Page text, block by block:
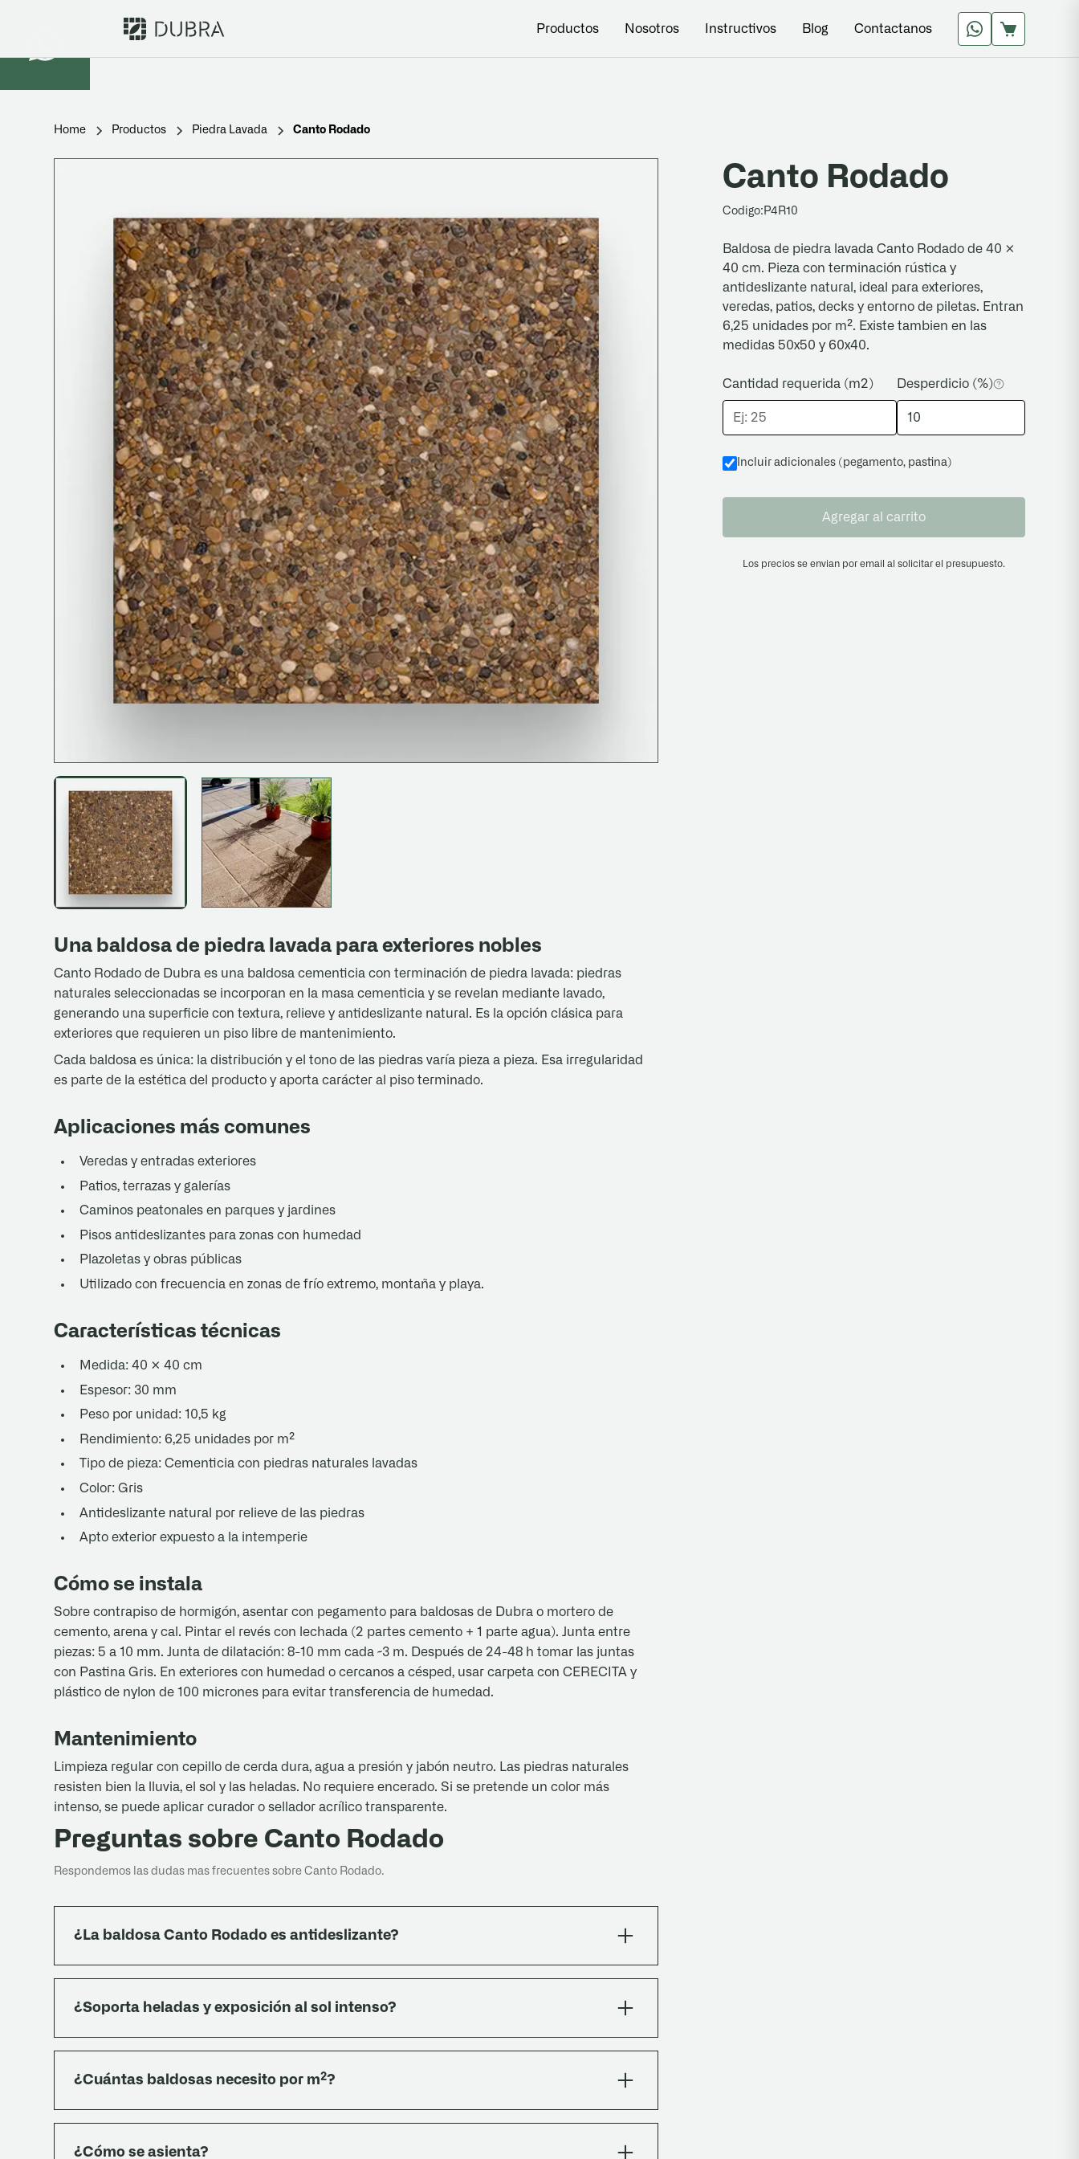
Productos Nosotros Instructivos Blog Contactanos
Home Productos Piedra Lavada Canto Rodado
Una baldosa de piedra lavada para exteriores nobles
Canto Rodado de Dubra es una baldosa cementicia con terminación de piedra lavada: piedras
naturales seleccionadas se incorporan en la masa cementicia y se revelan mediante lavado,
generando una superficie con textura, relieve y antideslizante natural. Es la opción clásica para
exteriores que requieren un piso libre de mantenimiento.
Cada baldosa es única: la distribución y el tono de las piedras varía pieza a pieza. Esa irregularidad
es parte de la estética del producto y aporta carácter al piso terminado.
Aplicaciones más comunes
Veredas y entradas exteriores
Patios, terrazas y galerías
Caminos peatonales en parques y jardines
Pisos antideslizantes para zonas con humedad
Plazoletas y obras públicas
Utilizado con frecuencia en zonas de frío extremo, montaña y playa.
Características técnicas
Medida: 40 × 40 cm
Espesor: 30 mm
Peso por unidad: 10,5 kg
Rendimiento: 6,25 unidades por m²
Tipo de pieza: Cementicia con piedras naturales lavadas
Color: Gris
Antideslizante natural por relieve de las piedras
Apto exterior expuesto a la intemperie
Cómo se instala
Sobre contrapiso de hormigón, asentar con pegamento para baldosas de Dubra o mortero de
cemento, arena y cal. Pintar el revés con lechada (2 partes cemento + 1 parte agua). Junta entre
piezas: 5 a 10 mm. Junta de dilatación: 8-10 mm cada ~3 m. Después de 24-48 h tomar las juntas
con Pastina Gris. En exteriores con humedad o cercanos a césped, usar carpeta con CERECITA y
plástico de nylon de 100 micrones para evitar transferencia de humedad.
Mantenimiento
Limpieza regular con cepillo de cerda dura, agua a presión y jabón neutro. Las piedras naturales
resisten bien la lluvia, el sol y las heladas. No requiere encerado. Si se pretende un color más
intenso, se puede aplicar curador o sellador acrílico transparente.
Preguntas sobre Canto Rodado
Respondemos las dudas mas frecuentes sobre Canto Rodado.
¿La baldosa Canto Rodado es antideslizante?
vehiculares, veredas y patios. Utilizado con frecuencia en zonas de frío extremo, montaña y
¿Soporta heladas y exposición al sol intenso?
su durabilidad.
¿Cuántas baldosas necesito por m²?
¿Cómo se asienta?
Canto Rodado
Codigo: P4R10
Baldosa de piedra lavada Canto Rodado de 40 ×
40 cm. Pieza con terminación rústica y
antideslizante natural, ideal para exteriores,
veredas, patios, decks y entorno de piletas. Entran
6,25 unidades por m². Existe tambien en las
medidas 50x50 y 60x40.
Cantidad requerida (m2) Desperdicio (%)
Incluir adicionales (pegamento, pastina)
Agregar al carrito
Los precios se envian por email al solicitar el presupuesto.